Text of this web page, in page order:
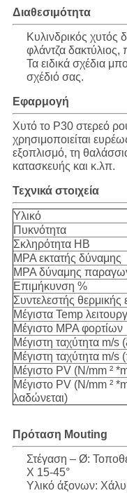
Διαθεσιμότητα
Κυλινδρικός χυτός
φλάντζα
Τα ειδικά σχέδια
σχέδιό σας.
Εφαρμογή
Χυτό το P30 στερεό
χρησιμοποιείται
εξοπλισμό, τη
κατασκευής και κ.λπ.
Τεχνικά στοιχεία
Υλικό
Πυκνότητα
Σκληρότητα HB
MPA εκτατής δύναμης
MPA δύναμης
Επιμήκυνση %
Συντελεστής θερμικής
Μέγιστα Temp
Μέγιστο MPA φορτίων
Μέγιστη ταχύτητα m/s
Μέγιστη ταχύτητα m/s
Μέγιστο PV (N/mm ²
Μέγιστο PV (N/mm ²
λαδώνεται)
Πρόταση Mouting
Στέγαση – Ø:
Χ 15-45°
Υλικό άξονων: